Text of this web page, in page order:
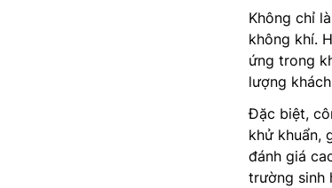
Không chỉ
không khí.
ứng trong
lượng
Đặc biệt,
khử khuẩn,
đánh giá
trường sinh